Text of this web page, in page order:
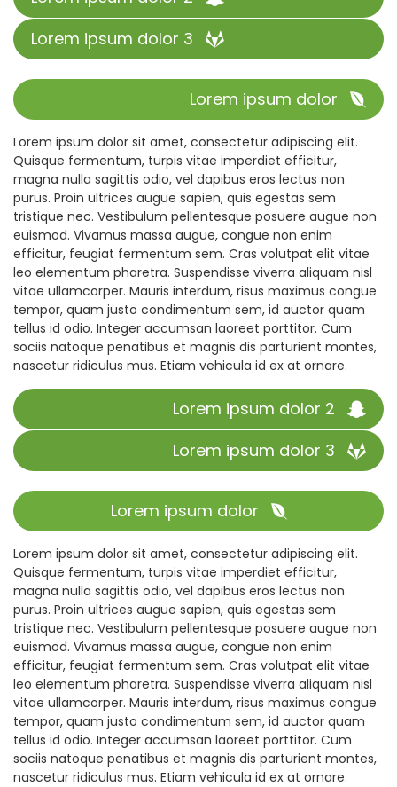
Lorem ipsum dolor 3
Lorem ipsum dolor
Lorem ipsum dolor sit amet, consectetur adipiscing elit.
Quisque fermentum, turpis vitae imperdiet efficitur,
magna nulla sagittis odio, vel dapibus eros lectus non
purus. Proin ultrices augue sapien, quis egestas sem
tristique nec. Vestibulum pellentesque posuere augue non
euismod. Vivamus massa augue, congue non enim
efficitur, feugiat fermentum sem. Cras volutpat elit vitae
leo elementum pharetra. Suspendisse viverra aliquam nisl
vitae ullamcorper. Mauris interdum, risus maximus congue
tempor, quam justo condimentum sem, id auctor quam
tellus id odio. Integer accumsan laoreet porttitor. Cum
sociis natoque penatibus et magnis dis parturient montes,
nascetur ridiculus mus. Etiam vehicula id ex at ornare.
Lorem ipsum dolor 2
Lorem ipsum dolor 3
Lorem ipsum dolor
Lorem ipsum dolor sit amet, consectetur adipiscing elit.
Quisque fermentum, turpis vitae imperdiet efficitur,
magna nulla sagittis odio, vel dapibus eros lectus non
purus. Proin ultrices augue sapien, quis egestas sem
tristique nec. Vestibulum pellentesque posuere augue non
euismod. Vivamus massa augue, congue non enim
efficitur, feugiat fermentum sem. Cras volutpat elit vitae
leo elementum pharetra. Suspendisse viverra aliquam nisl
vitae ullamcorper. Mauris interdum, risus maximus congue
tempor, quam justo condimentum sem, id auctor quam
tellus id odio. Integer accumsan laoreet porttitor. Cum
sociis natoque penatibus et magnis dis parturient montes,
nascetur ridiculus mus. Etiam vehicula id ex at ornare.